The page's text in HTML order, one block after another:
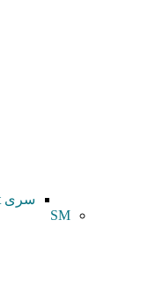
سری Y-Packet
SM